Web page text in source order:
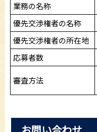
業務の名称
優先交渉権者の名称
優先交渉権者の所在地
応募者数
審査方法